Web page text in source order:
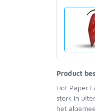
Product
Hot Paper
sterk in
het